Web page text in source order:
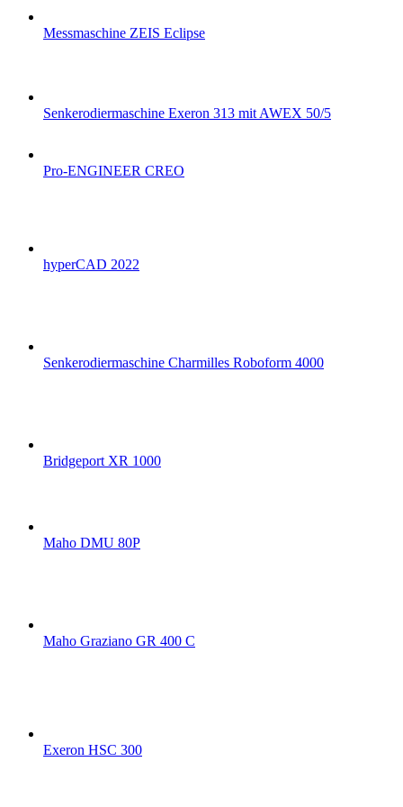
Messmaschine ZEIS Eclipse
Senkerodiermaschine Exeron 313 mit AWEX 50/5
Pro-ENGINEER CREO
hyperCAD 2022
Senkerodiermaschine Charmilles Roboform 4000
Bridgeport XR 1000
Maho DMU 80P
Maho Graziano GR 400 C
Exeron HSC 300